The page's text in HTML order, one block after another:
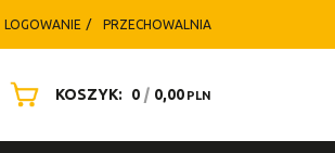
LOGOWANIE PRZECHOWALNIA
KOSZYK: 0 | 0,00 PLN